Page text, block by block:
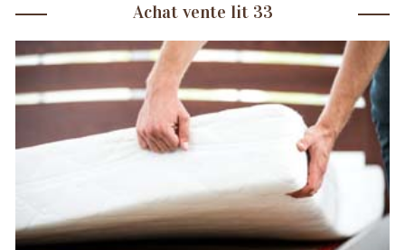
Achat vente lit 33